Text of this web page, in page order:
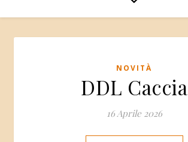
NOVITÀ
DDL Caccia
16 Aprile 2026